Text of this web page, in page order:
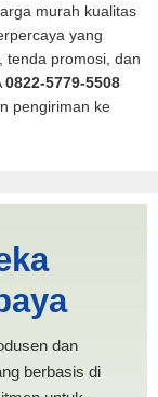
murah kualitas
yang
tenda promosi, dan
0822-5779-5508
pengiriman ke
dan
berbasis di